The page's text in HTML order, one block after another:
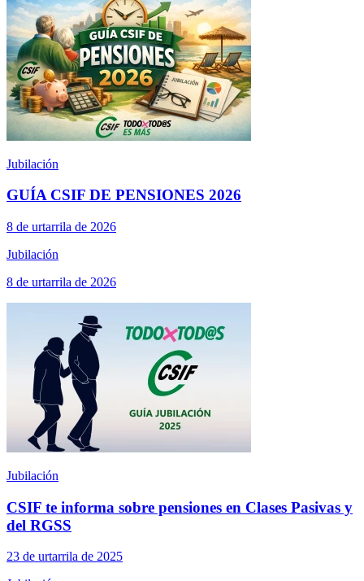
Jubilación
GUÍA CSIF DE PENSIONES 2026
8 de urtarrila de 2026
Jubilación
8 de urtarrila de 2026
Jubilación
CSIF te informa sobre pensiones en Clases Pasivas y
del RGSS
23 de urtarrila de 2025